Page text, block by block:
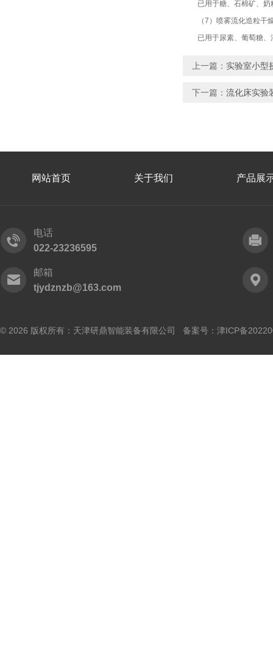
已用于糖、石棉矿、奶
（7）喷雾流化造粒干
已用于尿素、葡萄糖、溴
上一篇： 实验室小型
下一篇： 流化床实验
网站首页 关于我们 产品展
电话
022-23236595
邮箱
tjydznzb@163.com
© 2026 版权所有：天津研鼎智能装备有限公司 备案号： 津ICP备